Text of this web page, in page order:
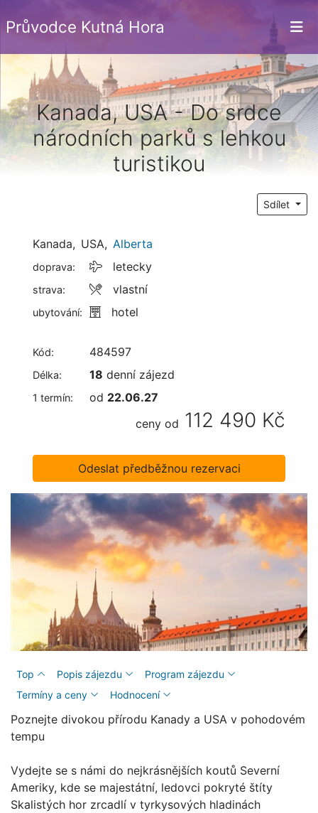
Průvodce Kutná Hora
Kanada, USA - Do srdce
národních parků s lehkou
turistikou
Sdílet
Kanada USA, Alberta
doprava: letecky
strava: vlastní
ubytování: hotel
Kód: 484597
Délka: 18 denní zájezd
1 termín: od 22.06.27
ceny od 112 490 Kč
Odeslat předběžnou rezervaci
Top Popis zájezdu
Program zájezdu
Termíny a ceny
Hodnocení
Poznejte divokou přírodu Kanady a USA v pohodovém
tempu
Vydejte se s námi do nejkrásnějších koutů Severní
Ameriky, kde se majestátní, ledovci pokryté štíty
Skalistých hor zrcadlí v tyrkysových hladinách